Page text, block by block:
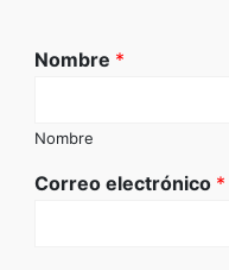
Nombre *
Nombre
Correo electrónico *